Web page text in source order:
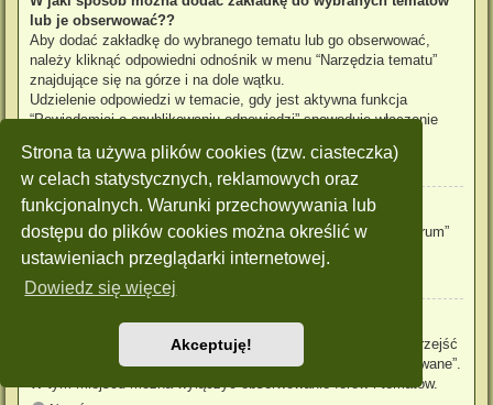
Strona ta używa plików cookies (tzw. ciasteczka)
w celach statystycznych, reklamowych oraz
funkcjonalnych. Warunki przechowywania lub
dostępu do plików cookies można określić w
ustawieniach przeglądarki internetowej.
Dowiedz się więcej
Akceptuję!
lub je obserwować??
Aby dodać zakładkę do wybranego tematu lub go obserwować,
należy kliknąć odpowiedni odnośnik w menu “Narzędzia tematu”
znajdujące się na górze i na dole wątku.
Udzielenie odpowiedzi w temacie, gdy jest aktywna funkcja
“Powiadamiaj o opublikowaniu odpowiedzi” spowoduje włączenie
Jak obserwować wybrane forum?
Aby obserwować wybrane forum, należy kliknąć „Obserwuj forum”
znajdujący się na dole strony.
Na górę
W jaki sposób usunąć obserwowanie forum, tematu?
Aby wyłączyć funkcję obserwowania forum, tematu, należy przejść
do panelu zarządzania kontem i następnie do karty “Obserwowane”.
W tym miejscu można wyłączyć obserwowanie forów i tematów.